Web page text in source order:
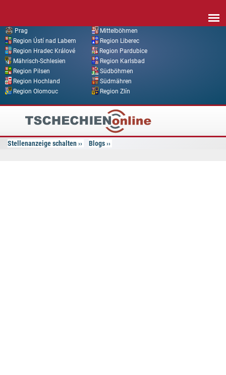
Prag
Mittelböhmen
Region Ústí nad Labem
Region Liberec
Region Hradec Králové
Region Pardubice
Mährisch-Schlesien
Region Karlsbad
Region Pilsen
Südböhmen
Region Hochland
Südmähren
Region Olomouc
Region Zlín
Tschechien
Online
Stellenanzeige schalten Blogs